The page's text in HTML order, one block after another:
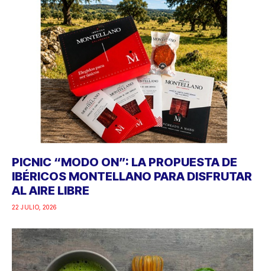
PICNIC “MODO ON”: LA PROPUESTA DE
IBÉRICOS MONTELLANO PARA DISFRUTAR
AL AIRE LIBRE
22 JULIO, 2026